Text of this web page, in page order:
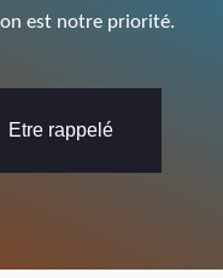
est notre priorité.